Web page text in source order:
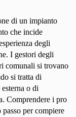
di un impianto
che incide
degli
I gestori degli
comunali si trovano
si tratta di
o di
Comprendere i pro
per compiere